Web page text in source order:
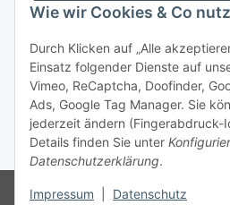
Wie wir Cookies & Co
Durch Klicken auf „Alle
Einsatz folgender Dienste auf
Vimeo, ReCaptcha, Doofinder,
Ads, Google Tag Manager. Sie
jederzeit ändern (Fingerabdruck-
Details finden Sie unter
Datenschutzerklärung.
Impressum Datenschutz
Bestellung
* Alle Preise inkl. gesetzlicher USt., zzgl.
Besucherzähler: 74832246